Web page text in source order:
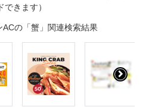
きます）
ACの「蟹」関連検索結果